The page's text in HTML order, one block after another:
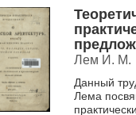
Лем И. М.
Данный
Лема